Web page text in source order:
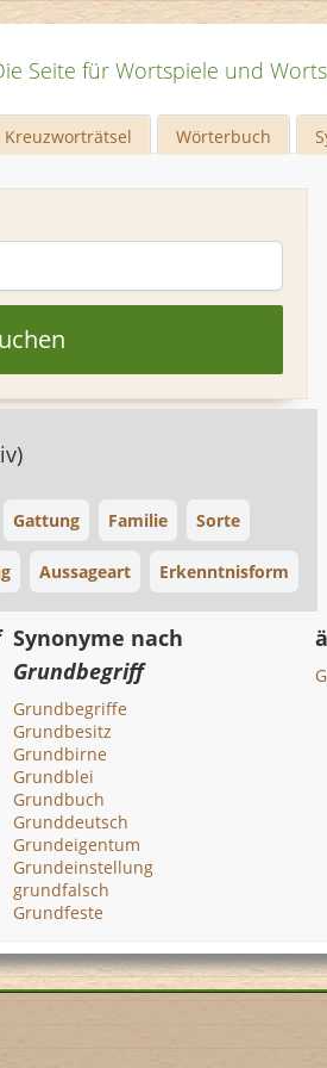
Seite für Wortspiele und
Kreuzworträtsel Wörterbuch
Gattung Familie Sorte
Aussageart Erkenntnisform
Synonyme nach
Grundbegriff
Grundbegriffe
Grundbesitz
Grundbirne
Grundblei
Grundbuch
Grunddeutsch
Grundeigentum
Grundeinstellung
grundfalsch
Grundfeste